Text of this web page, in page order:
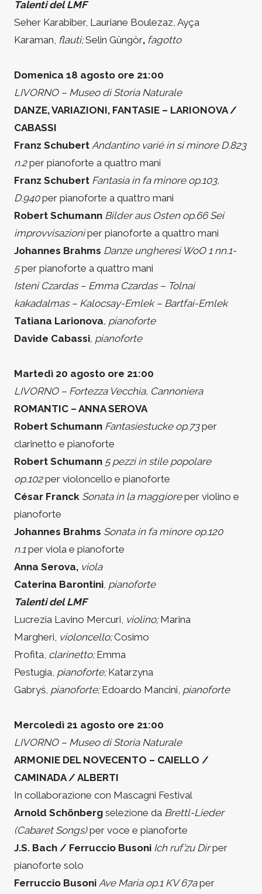
Talenti del LMF
Seher Karabiber, Lauriane Boulezaz, Ayça
Karaman, flauti;Selin Güngör, fagotto
Domenica 18 agosto ore 21:00
LIVORNO – Museo di Storia Naturale
DANZE, VARIAZIONI, FANTASIE – LARIONOVA /
CABASSI
Franz Schubert Andantino varié in si minore D.823
n.2per pianoforte a quattro mani
Franz Schubert Fantasia in fa minore op.103,
D.940per pianoforte a quattro mani
Robert Schumann Bilder aus Osten op.66 Sei
improvvisazioniper pianoforte a quattro mani
Johannes Brahms Danze ungheresi WoO 1 nn.1-
5per pianoforte a quattro mani
Isteni Czardas – Emma Czardas – Tolnai
kakadalmas – Kalocsay-Emlek – Bartfai-Emlek
Tatiana Larionova, pianoforte
Davide Cabassi, pianoforte
Martedì 20 agosto ore 21:00
LIVORNO – Fortezza Vecchia, Cannoniera
ROMANTIC – ANNA SEROVA
Robert Schumann Fantasiestucke op.73per
clarinetto e pianoforte
Robert Schumann 5 pezzi in stile popolare
op.102per violoncello e pianoforte
César Franck Sonata in la maggioreper violino e
pianoforte
Johannes Brahms Sonata in fa minore op.120
n.1 per viola e pianoforte
Anna Serova, viola
Caterina Barontini, pianoforte
Talenti del LMF
Lucrezia Lavino Mercuri, violino;Marina
Margheri, violoncello;Cosimo
Profita, clarinetto;Emma
Pestugia, pianoforte;Katarzyna
Gabryś, pianoforte;Edoardo Mancini, pianoforte
Mercoledì 21 agosto ore 21:00
LIVORNO – Museo di Storia Naturale
ARMONIE DEL NOVECENTO – CAIELLO /
CAMINADA / ALBERTI
In collaborazione con Mascagni Festival
Arnold Schönberg selezione da Brettl-Lieder
(Cabaret Songs)per voce e pianoforte
J.S. Bach / Ferruccio Busoni Ich ruf’zu Dirper
pianoforte solo
Ferruccio Busoni Ave Maria op.1 KV 67aper